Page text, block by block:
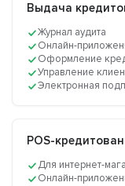
Выдача
Журнал аудита
Онлайн-
Оформление
Управление
Электронная
POS-
Для интернет-
Онлайн-